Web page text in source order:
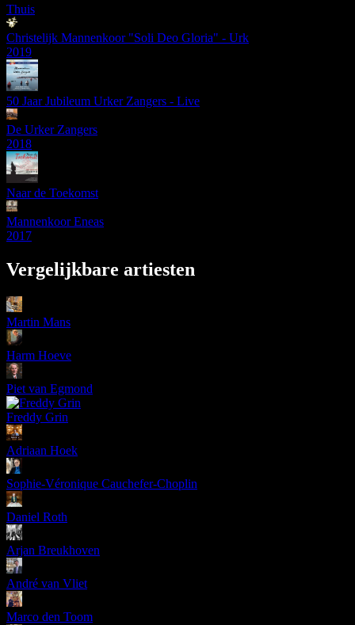
Thuis
Christelijk Mannenkoor "Soli Deo Gloria" - Urk
2019
50 Jaar Jubileum Urker Zangers - Live
De Urker Zangers
2018
Naar de Toekomst
Mannenkoor Eneas
2017
Vergelijkbare artiesten
Martin Mans
Harm Hoeve
Piet van Egmond
Freddy Grin
Adriaan Hoek
Sophie-Véronique Cauchefer-Choplin
Daniel Roth
Arjan Breukhoven
André van Vliet
Marco den Toom